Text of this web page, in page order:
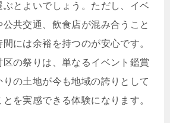
ぶとよいでしょう。ただし、イベ
共交通、飲食店が混み合うこと
には余裕を持つのが安心です。
の祭りは、単なるイベント鑑賞
の土地が今も地域の誇りとして
を実感できる体験になります。